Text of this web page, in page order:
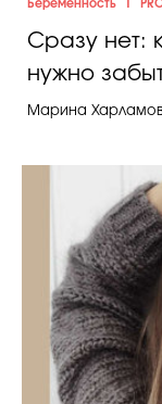
Худеем
Бьютихакер /
Выбор
Выбор
Полиция
Хит недели от
Беременность
Сразу нет:
нужно
Марина